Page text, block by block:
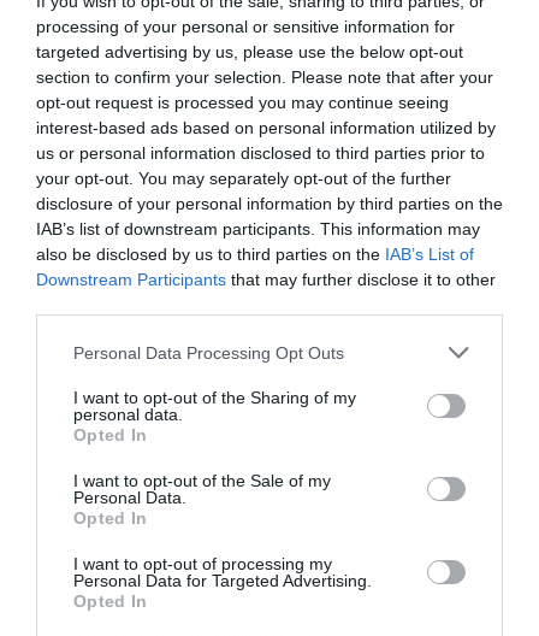
processing of your personal or sensitive information for
targeted advertising by us, please use the below opt-out
section to confirm your selection. Please note that after your
opt-out request is processed you may continue seeing
interest-based ads based on personal information utilized by
us or personal information disclosed to third parties prior to
your opt-out. You may separately opt-out of the further
disclosure of your personal information by third parties on the
IAB’s list of downstream participants. This information may
also be disclosed by us to third parties on the IAB’s List of
Downstream Participants that may further disclose it to other
Personal Data Processing Opt Outs
I want to opt-out of the Sharing of my
personal data.
Opted In
I want to opt-out of the Sale of my
Personal Data.
Opted In
I want to opt-out of processing my
Personal Data for Targeted Advertising.
Opted In
με τη σύγχρονη ελληνική εικαστική σκηνή,
τοποθετώντας τους επισκέπτες στο επίκεντρο της
εγχώριας καλλιτεχνικής κοινότητας. Οι επισκέπτες
μπορούν να ανακαλύψουν την έκθεση Life Cycles με
φυσικό τρόπο, καθώς περιηγούνται στους χώρους του
resort, ενώ οι μη διαμένοντες επισκέπτες θα έχουν τη
δυνατότητα να επισκεφθούν την έκθεση κάνοντας
κράτηση σε ένα από τα εστιατόρια του Amanzoe, όπως
το Nura στο Beach Club και το Akari, το signature
ιαπωνικό εστιατόριο δίπλα στην πισίνα. Όλα τα έργα
ειδικά ορισμένου συνεργάτη από την ομάδα του
Amanzoe.
Κεντρική φωτογραφία θέματος: Αλεξάνδρα Αθανασιάδη
Ταυτότητα Εκδήλωσης
Ημερομηνία:
Από: 22/05/2026